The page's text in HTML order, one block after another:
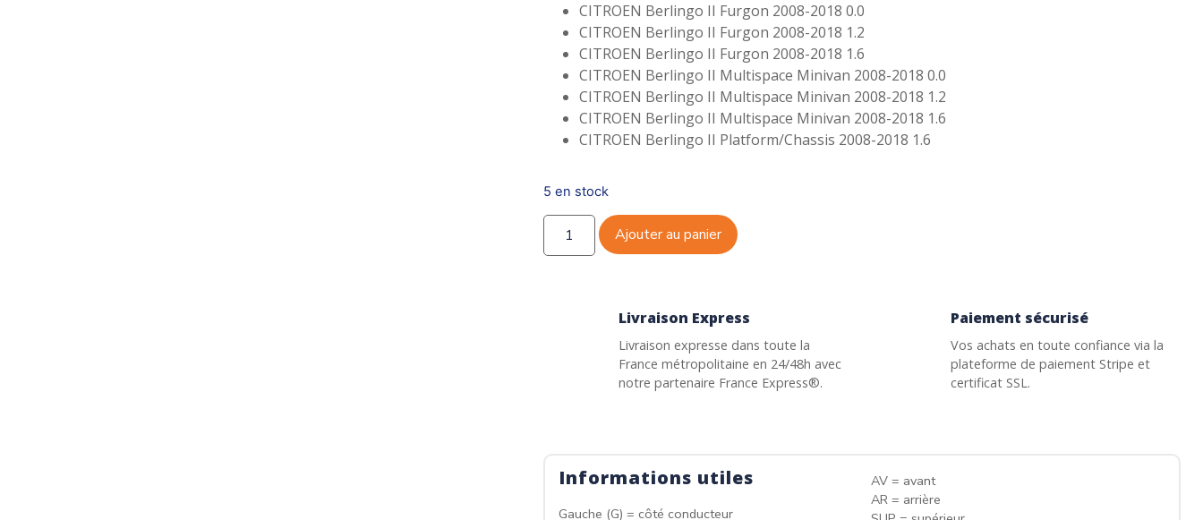
CITROEN Berlingo II Furgon 2008-2018 0.0
CITROEN Berlingo II Furgon 2008-2018 1.2
CITROEN Berlingo II Furgon 2008-2018 1.6
CITROEN Berlingo II Multispace Minivan 2008-2018 0.0
CITROEN Berlingo II Multispace Minivan 2008-2018 1.2
CITROEN Berlingo II Multispace Minivan 2008-2018 1.6
CITROEN Berlingo II Platform/Chassis 2008-2018 1.6
5 en stock
Ajouter au panier
Livraison Express
Livraison expresse dans toute la
France métropolitaine en 24/48h avec
notre partenaire France Express®.
Paiement sécurisé
Vos achats en toute confiance via la
plateforme de paiement Stripe et
certificat SSL.
Informations utiles
Gauche (G) = côté conducteur
AV = avant
AR = arrière